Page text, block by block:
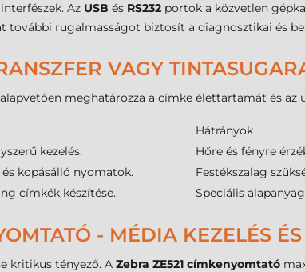
Az USB és RS232 portok a közvetlen
további rugalmasságot biztosít a diagnosztikai és
VAGY
meghatározza a címke élettartamát és az
Hátrányok
kezelés.
Hőre és fényre
kopásálló nyomatok.
Festékszalag
címkék készítése. Speciális
- MÉDIA KEZELÉS
kritikus tényező. A Zebra ZE521 címkenyomtató